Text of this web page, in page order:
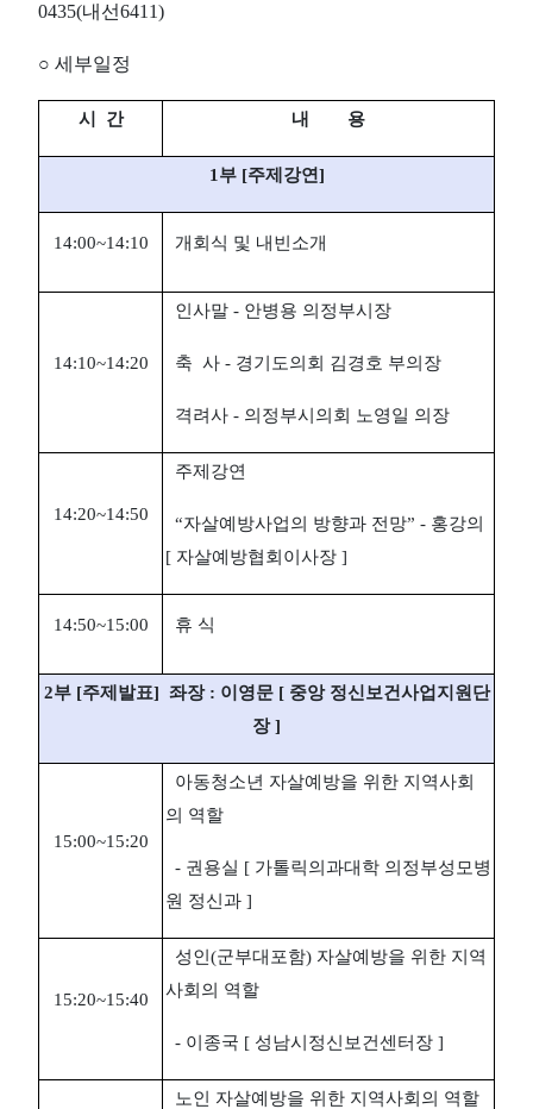
0435(내선6411)
○ 세부일정
시 간 내 용
1부 [주제강연]
14:00~14:10 개회식 및 내빈소개
14:10~14:20
인사말 - 안병용 의정부시장
축 사 - 경기도의회 김경호 부의장
격려사 - 의정부시의회 노영일 의장
14:20~14:50
주제강연
“자살예방사업의 방향과 전망” - 홍강의
[ 자살예방협회이사장 ]
14:50~15:00 휴 식
2부 [주제발표] 좌장 : 이영문 [ 중앙 정신보건사업지원단
장 ]
15:00~15:20
아동청소년 자살예방을 위한 지역사회
의 역할
- 권용실 [ 가톨릭의과대학 의정부성모병
원 정신과 ]
15:20~15:40
성인(군부대포함) 자살예방을 위한 지역
사회의 역할
- 이종국 [ 성남시정신보건센터장 ]
노인 자살예방을 위한 지역사회의 역할